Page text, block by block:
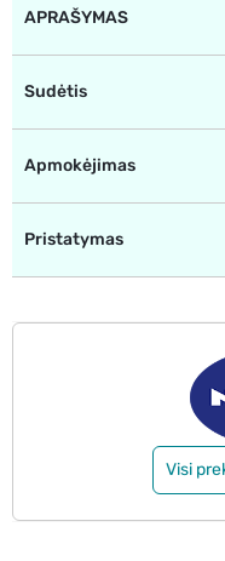
APRAŠYMAS
Sudėtis
Apmokėjimas
Pristatymas
Visi